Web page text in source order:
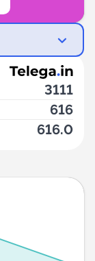
3111
616
616.0